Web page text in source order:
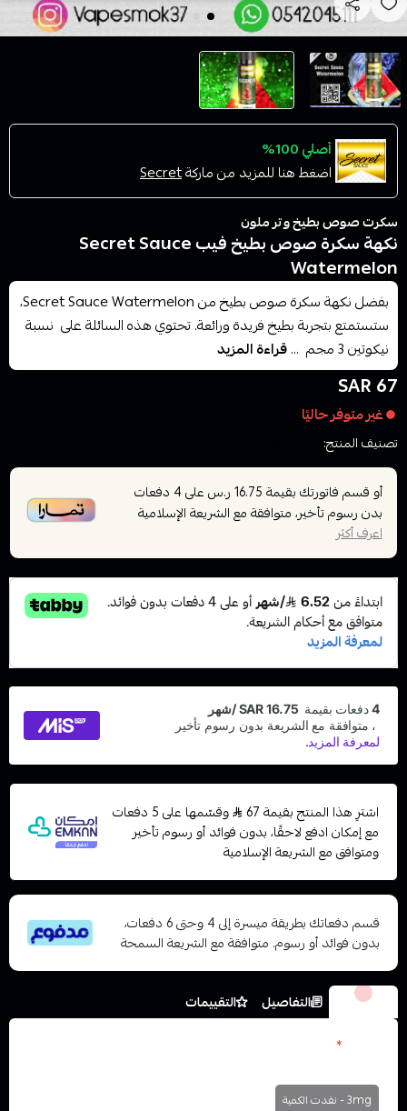
أصلي 100%
اضغط هنا للمزيد من ماركةSecret
سكرت صوص بطيخ وتر ملون
نكهة سكرة صوص بطيخ فيب Secret Sauce
Watermelon
بفضل نكهة سكرة صوص بطيخ من Secret Sauce Watermelon،
ستستمتع بتجربة بطيخ فريدة ورائعة. تحتوي هذه السائلة على نسبة
نيكوتين 3 مجم ...
قراءة المزيد
67 SAR
غير متوفر حاليًا
تصنيف المنتج:
أو قسم فاتورتك بقيمة 16.75 ر.س على4 دفعات
بدون رسوم تأخير، متوافقة مع الشريعة الإسلامية
اعرف أكثر
اشترِ هذا المنتج بقيمة 67
وقسّمها على 5 دفعات
مع إمكان ادفع لاحقًا، بدون فوائد أو رسوم تأخير
ومتوافق مع الشريعة الإسلامية
قسم دفعاتك بطريقة ميسرة إلى 4 وحتى 6 دفعات،
بدون فوائد أو رسوم. متوافقة مع الشريعة السمحة
الخيارات التفاصيل
التقييمات
*
3mg - نفدت الكمية